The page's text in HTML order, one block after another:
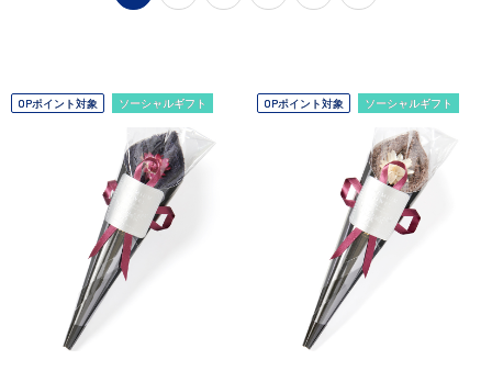
OPポイント対象 ソーシャルギフト OPポイント対象 ソーシャルギフト